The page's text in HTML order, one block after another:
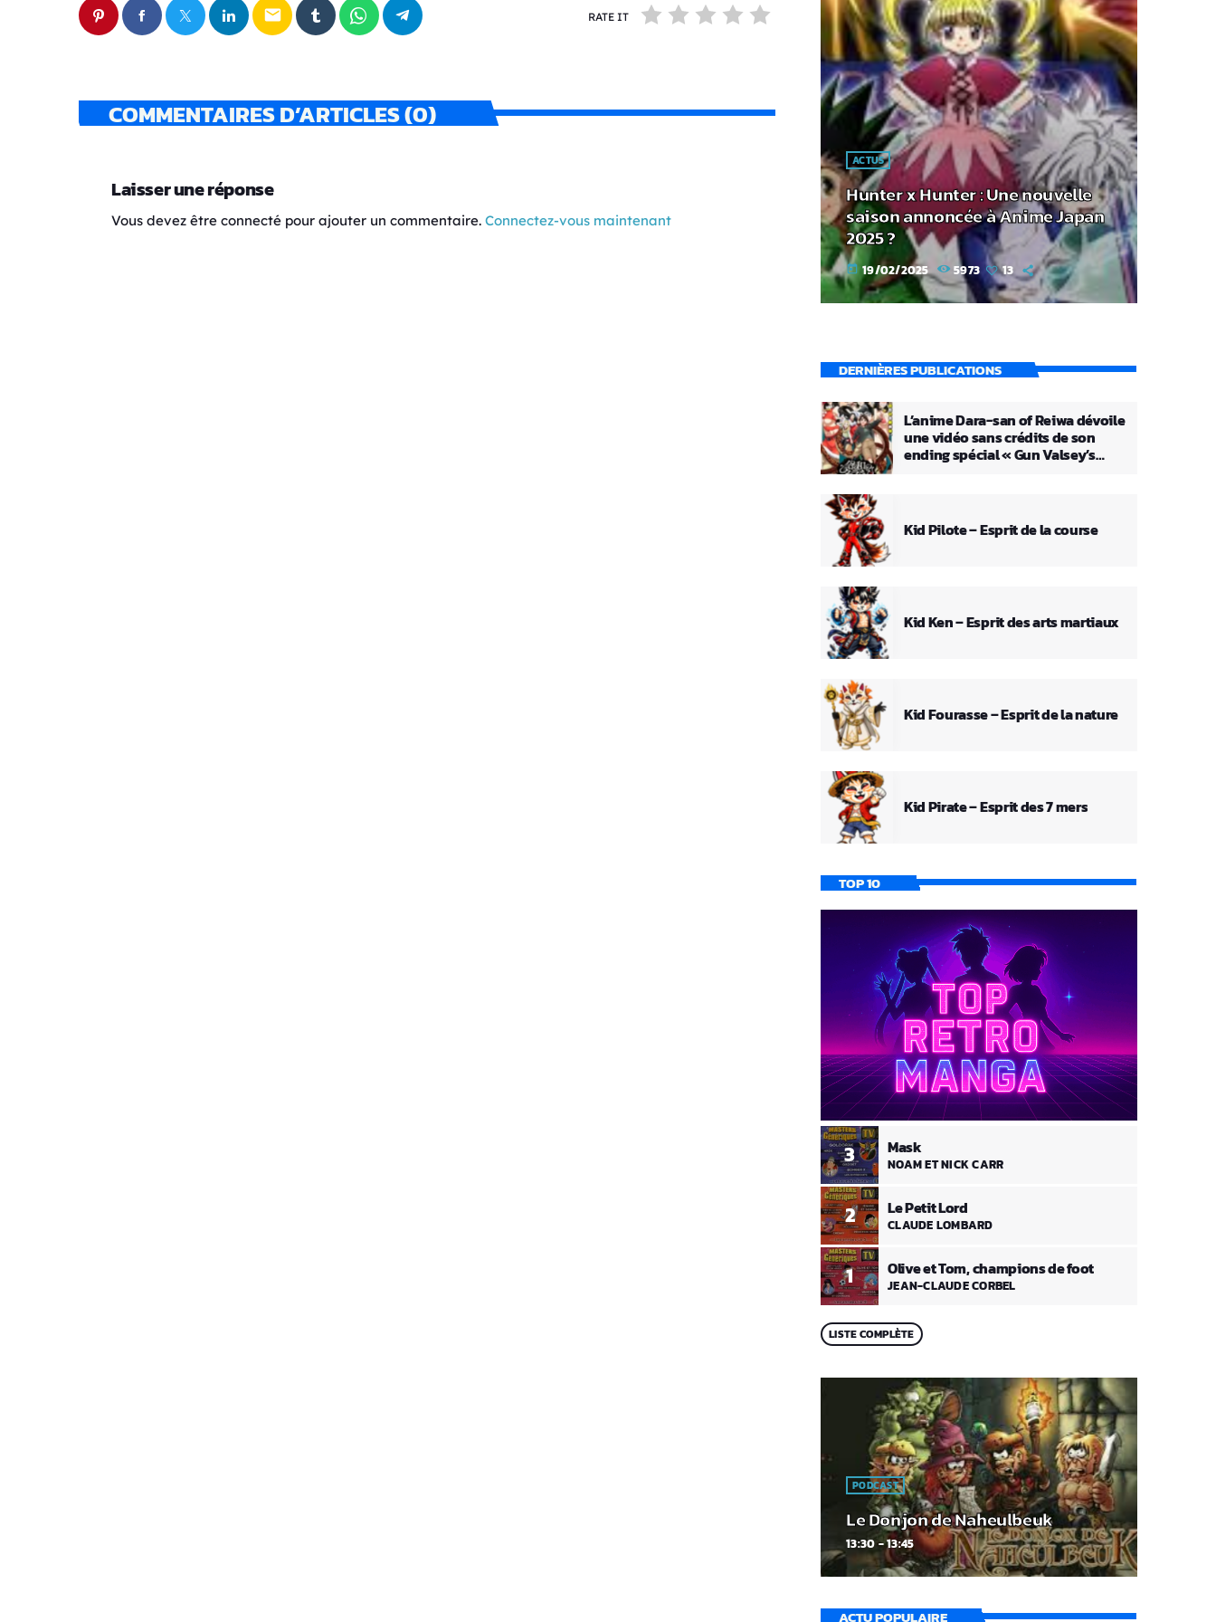
email RATE IT
COMMENTAIRES D’ARTICLES (0)
Laisser une réponse
Vous devez être connecté pour ajouter un commentaire. Connectez-vous maintenant
ACTUS
Hunter x Hunter : Une nouvelle
saison annoncée à Anime Japan
2025 ?
today 19/02/2025 5973 13
DERNIÈRES PUBLICATIONS
L’anime Dara-san of Reiwa dévoile
une vidéo sans crédits de son
ending spécial « Gun Valsey’s
Kid Pilote – Esprit de la course
Kid Ken – Esprit des arts martiaux
Kid Fourasse – Esprit de la nature
Kid Pirate – Esprit des 7 mers
TOP 10
1 Olive et Tom, champions de foot
JEAN-CLAUDE CORBEL
2 Le Petit Lord
CLAUDE LOMBARD
3 Mask
NOAM ET NICK CARR
LISTE COMPLÈTE
PODCAST
Le Donjon de Naheulbeuk
13:30 - 13:45
ACTU POPULAIRE